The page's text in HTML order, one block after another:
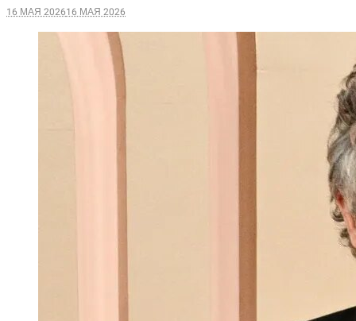
16 МАЯ 202616 МАЯ 2026